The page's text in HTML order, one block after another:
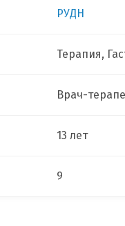
РУДН
Терапия,
Врач-
13 лет
9